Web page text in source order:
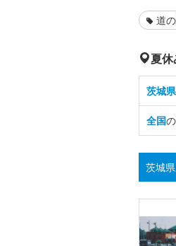
道
夏
茨城県
全国
茨城